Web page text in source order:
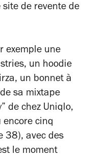
site de revente de
exemple une
un hoodie
un bonnet à
sa mixtape
de chez Uniqlo,
encore cinq
38), avec des
le moment